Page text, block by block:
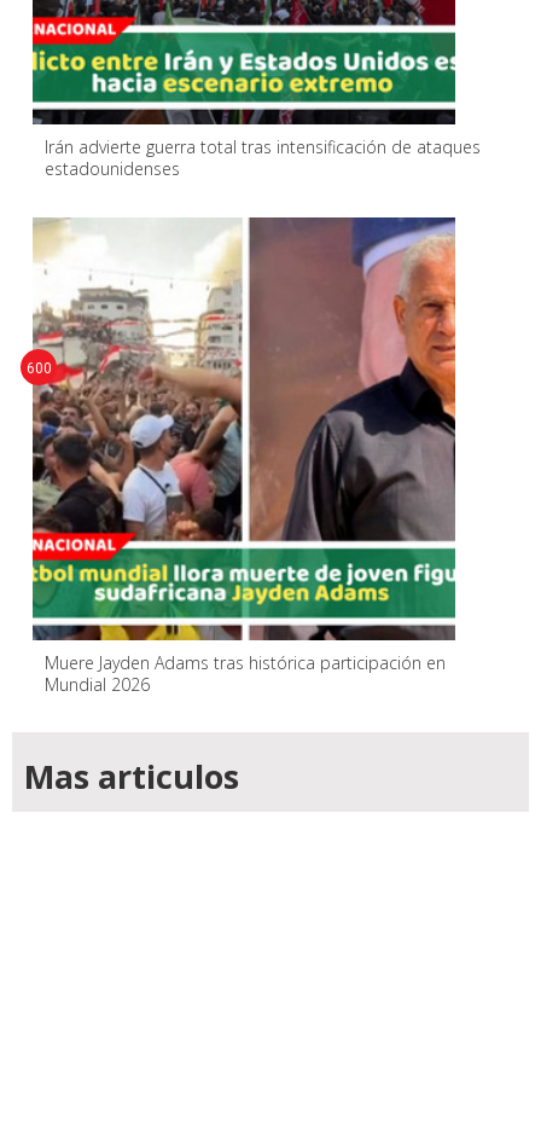
Irán advierte guerra total tras intensificación de ataques
estadounidenses
Muere Jayden Adams tras histórica participación en
Mundial 2026
600
Mas articulos